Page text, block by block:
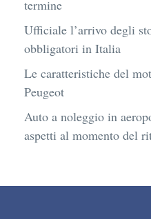
termine
Ufficiale l’arrivo degli
obbligatori in Italia
Le caratteristiche del
Peugeot
Auto a noleggio in
aspetti al momento del